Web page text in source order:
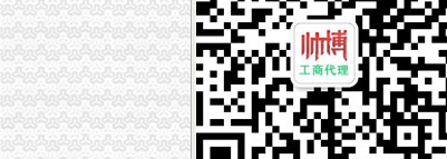
【0元0元0元执照代办、工商注册、股
男子办“合约手机”骗了40多部苹果6-
公司变更代理代办_代理记账公司_公
2016地税改国税,2016地税改国税资讯-
公司注册_九龙坡公司注册_重庆启辰工
办理殊许可证公司_办理殊许可证厂家
重庆部分教辅机构擦边球:几间教室三